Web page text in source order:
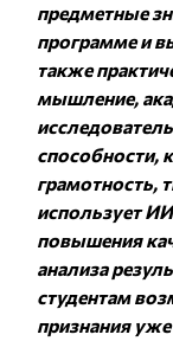
предметные
программе и
также
мышление,
способности,
грамотность,
использует
повышения
анализа
студентам
признания